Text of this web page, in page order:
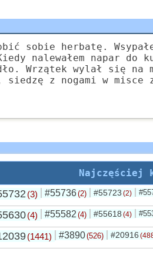
sobie herbatę.
nalewałem napar do
Wrzątek wylał się na
z nogami w misce
Najczęściej
(3) #55736(2) #55723 (2)
(4) #55582 (4) #55618 (4)
(1441) #3890(526) #20916